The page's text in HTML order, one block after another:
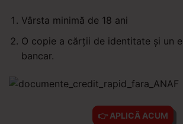
Vârsta minimă de 18 ani
O copie a cărții de identitate și un
bancar.
👉 APLICĂ ACUM